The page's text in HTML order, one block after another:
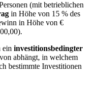
(mit betrieblichen
in Höhe von 15 % des
in Höhe von €
ein investitionsbedingter
abhängt, in welchem
bestimmte Investitionen